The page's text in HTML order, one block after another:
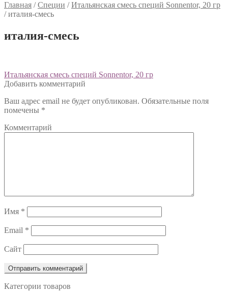
Главная /Специи /Итальянская смесь специй Sonnentor, 20 гр
/италия-смесь
италия-смесь
Навигация
по
записям
Предыдущий:
Итальянская смесь специй Sonnentor, 20 гр
Добавить комментарий
Ваш адрес email не будет опубликован. Обязательные поля
помечены *
Комментарий
Имя *
Email *
Сайт
Категории товаров